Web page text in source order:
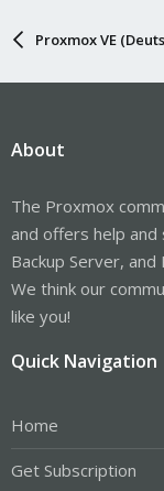
Proxmox VE
About
The Proxmox
and offers help
Backup Server,
We think our
like you!
Quick Navigation
Home
Get Subscription